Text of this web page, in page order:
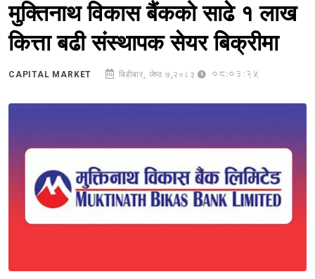
मुक्तिनाथ विकास बैंकको साढे १ लाख
कित्ता बढी संस्थापक सेयर बिक्रीमा
CAPITAL MARKET बिहीबार, जेष्ठ ७,२०८३ 08:03:25